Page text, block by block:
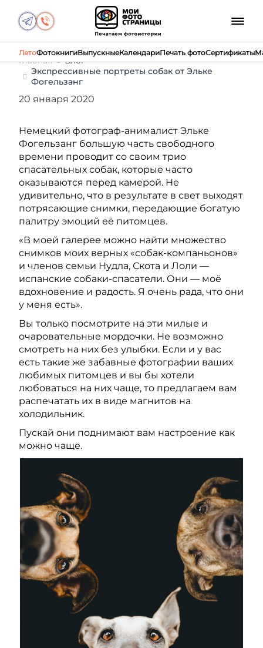
ЛетоФотокнигиВыпускныеКалендариПечать фотоСертификаты
Главная
Блог
Экспрессивные портреты собак от Эльке
Фогельзанг
20 января 2020
Немецкий фотограф-анималист Эльке
Фогельзанг большую часть свободного
времени проводит со своим трио
спасательных собак, которые часто
оказываются перед камерой. Не
удивительно, что в результате в свет выходят
потрясающие снимки, передающие богатую
палитру эмоций её питомцев.
«В моей галерее можно найти множество
снимков моих верных «собак-компаньонов»
и членов семьи Нудла, Скота и Лоли —
испанские собаки-спасатели. Они — моё
вдохновение и радость. Я очень рада, что они
у меня есть».
Вы только посмотрите на эти милые и
очаровательные мордочки. Не возможно
смотреть на них без улыбки. Если и у вас
есть такие же забавные фотографии ваших
любимых питомцев и вы бы хотели
любоваться на них чаще, то предлагаем вам
распечатать их в виде магнитов на
холодильник.
Пускай они поднимают вам настроение как
можно чаще.